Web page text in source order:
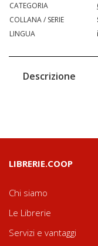
CATEGORIA
COLLANA / SERIE
LINGUA
Descrizione
LIBRERIE.COOP
Chi siamo
Le Librerie
Servizi e vantaggi